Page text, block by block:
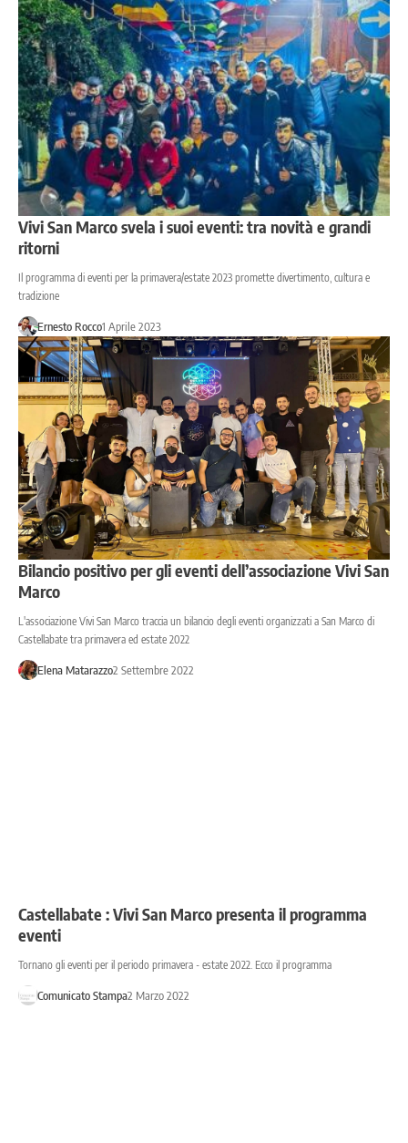
Vivi San Marco svela i suoi eventi: tra novità e grandi
ritorni
Il programma di eventi per la primavera/estate 2023 promette divertimento, cultura e
tradizione
Ernesto Rocco1 Aprile 2023
Bilancio positivo per gli eventi dell’associazione Vivi San
Marco
L'associazione Vivi San Marco traccia un bilancio degli eventi organizzati a San Marco di
Castellabate tra primavera ed estate 2022
Elena Matarazzo2 Settembre 2022
Castellabate : Vivi San Marco presenta il programma
eventi
Tornano gli eventi per il periodo primavera - estate 2022. Ecco il programma
Comunicato Stampa2 Marzo 2022